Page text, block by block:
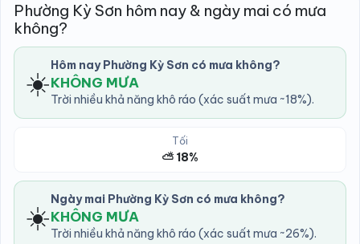
Phường Kỳ Sơn hôm nay & ngày mai có mưa
không?
☀️ Hôm nay Phường Kỳ Sơn có mưa không?
KHÔNG MƯA
Trời nhiều khả năng khô ráo (xác suất mưa ~18%).
Tối
⛅ 18%
☀️ Ngày mai Phường Kỳ Sơn có mưa không?
KHÔNG MƯA
Trời nhiều khả năng khô ráo (xác suất mưa ~26%).